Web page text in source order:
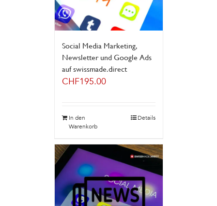
Social Media Marketing,
Newsletter und Google Ads
auf swissmade.direct
CHF195.00
In den
Warenkorb
Details